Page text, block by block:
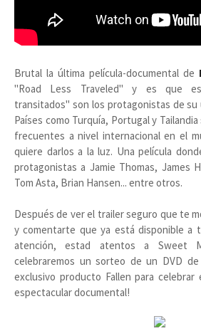
Brutal la última película-documental de
"Road Less Traveled" y es que
transitados" son los protagonistas de su
Países como Turquía, Portugal y
frecuentes a nivel internacional en el
quiere darlos a la luz. Una película
protagonistas a Jamie Thomas, James
Tom Asta, Brian Hansen... entre otros.
Después de ver el trailer seguro que te
y comentarte que ya está disponible a
atención, estad atentos a Sweet
celebraremos un sorteo de un DVD
exclusivo producto Fallen para
espectacular documental!